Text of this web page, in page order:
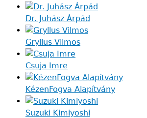
Dr. Juhász Árpád
Gryllus Vilmos
Csuja Imre
KézenFogva Alapítvány
Suzuki Kimiyoshi